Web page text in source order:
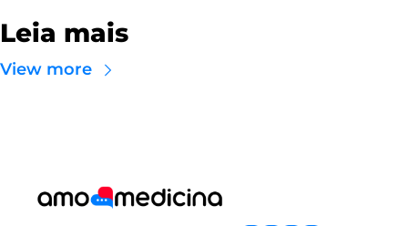
Leia mais
View more